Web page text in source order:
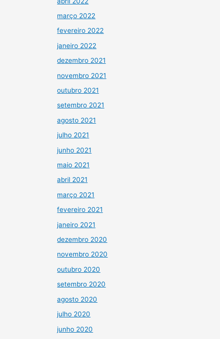
março 2022
fevereiro 2022
janeiro 2022
dezembro 2021
novembro 2021
outubro 2021
setembro 2021
agosto 2021
julho 2021
junho 2021
maio 2021
abril 2021
março 2021
fevereiro 2021
janeiro 2021
dezembro 2020
novembro 2020
outubro 2020
setembro 2020
agosto 2020
julho 2020
junho 2020